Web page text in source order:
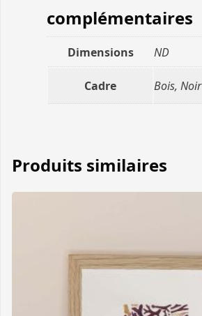
complémentaires
Dimensions ND
Cadre Bois, Noir
Produits similaires